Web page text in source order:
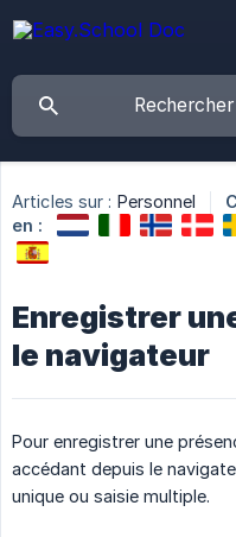
Articles sur : Personnel
en :
Enregistrer
le navigateur
Pour enregistrer une
accédant depuis le
unique ou saisie multiple.